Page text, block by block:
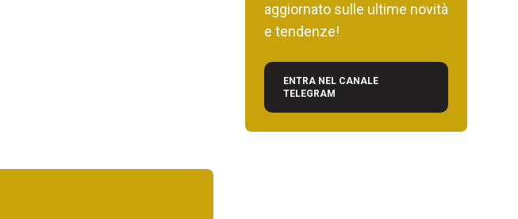
aggiornato sulle ultime novità
e tendenze!
ENTRA NEL CANALE
TELEGRAM